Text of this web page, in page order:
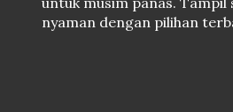
nyaman dengan pilihan